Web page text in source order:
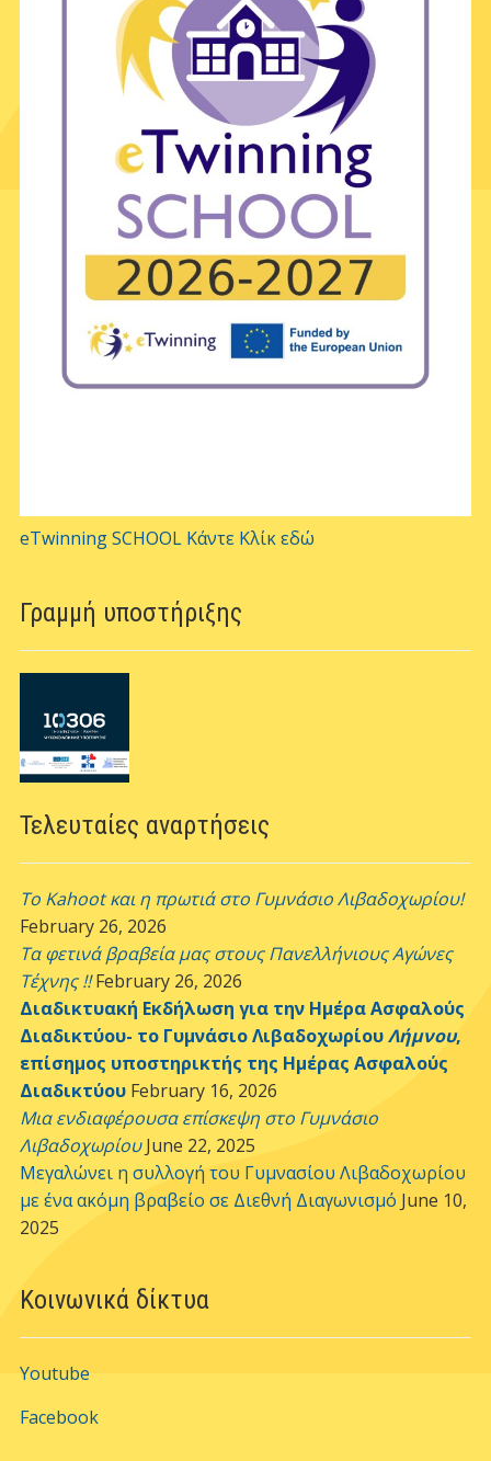
eTwinning SCHOOL Κάντε Κλίκ εδώ
Γραμμή υποστήριξης
Τελευταίες αναρτήσεις
Το Kahoot και η πρωτιά στο Γυμνάσιο Λιβαδοχωρίου!
February 26, 2026
Τα φετινά βραβεία μας στους Πανελλήνιους Αγώνες
Τέχνης !! February 26, 2026
Διαδικτυακή Εκδήλωση για την Ημέρα Ασφαλούς
Διαδικτύου- το Γυμνάσιο ΛιβαδοχωρίουΛήμνου,
επίσημος υποστηρικτής της Ημέρας Ασφαλούς
Διαδικτύου February 16, 2026
Μια ενδιαφέρουσα επίσκεψη στο Γυμνάσιο
Λιβαδοχωρίου June 22, 2025
Μεγαλώνει η συλλογή του Γυμνασίου Λιβαδοχωρίου
με ένα ακόμη βραβείο σε Διεθνή Διαγωνισμό June 10,
2025
Κοινωνικά δίκτυα
Youtube
Facebook